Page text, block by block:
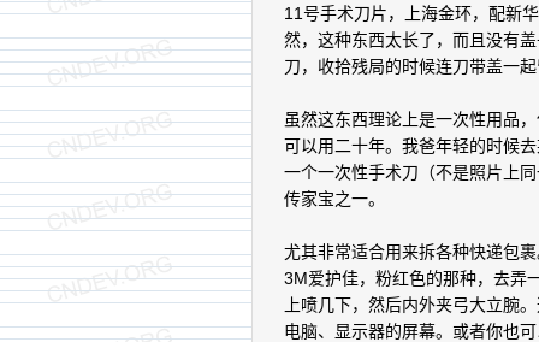
11号手术刀片，上海金环，配新
然，这种东西太长了，而且没有
刀，收拾残局的时候连刀带盖一
虽然这东西理论上是一次性用品
可以用二十年。我爸年轻的时候
一个一次性手术刀（不是照片上
传家宝之一。
尤其非常适合用来拆各种快递包
3M爱护佳，粉红色的那种，去弄
上喷几下，然后内外夹弓大立腕
电脑、显示器的屏幕。或者你也